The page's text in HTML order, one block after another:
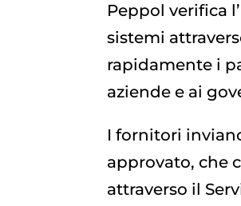
Peppol verifica
sistemi
rapidamente i
aziende e ai
I fornitori
approvato, che
attraverso il